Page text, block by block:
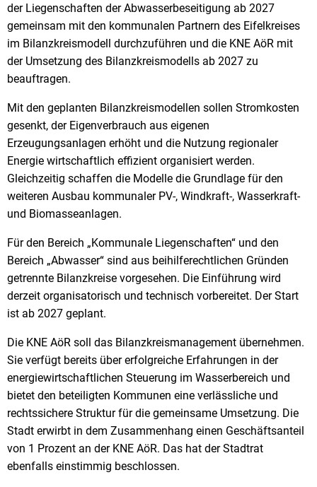
der Liegenschaften der Abwasserbeseitigung ab 2027
gemeinsam mit den kommunalen Partnern des Eifelkreises
im Bilanzkreismodell durchzuführen und die KNE AöR mit
der Umsetzung des Bilanzkreismodells ab 2027 zu
beauftragen.
Mit den geplanten Bilanzkreismodellen sollen Stromkosten
gesenkt, der Eigenverbrauch aus eigenen
Erzeugungsanlagen erhöht und die Nutzung regionaler
Energie wirtschaftlich effizient organisiert werden.
Gleichzeitig schaffen die Modelle die Grundlage für den
weiteren Ausbau kommunaler PV-, Windkraft-, Wasserkraft-
und Biomasseanlagen.
Für den Bereich „Kommunale Liegenschaften“ und den
Bereich „Abwasser“ sind aus beihilferechtlichen Gründen
getrennte Bilanzkreise vorgesehen. Die Einführung wird
derzeit organisatorisch und technisch vorbereitet. Der Start
ist ab 2027 geplant.
Die KNE AöR soll das Bilanzkreismanagement übernehmen.
Sie verfügt bereits über erfolgreiche Erfahrungen in der
energiewirtschaftlichen Steuerung im Wasserbereich und
bietet den beteiligten Kommunen eine verlässliche und
rechtssichere Struktur für die gemeinsame Umsetzung. Die
Stadt erwirbt in dem Zusammenhang einen Geschäftsanteil
von 1 Prozent an der KNE AöR. Das hat der Stadtrat
ebenfalls einstimmig beschlossen.